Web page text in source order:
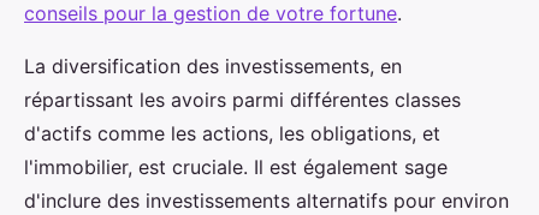
conseils pour la gestion de votre fortune.
La diversification des investissements, en
répartissant les avoirs parmi différentes classes
d'actifs comme les actions, les obligations, et
l'immobilier, est cruciale. Il est également sage
d'inclure des investissements alternatifs pour environ